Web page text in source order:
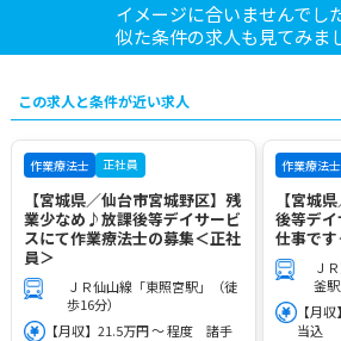
イメージに合いませんでし
似た条件の求人も見てみま
この求人と条件が近い求人
作業療法士 正社員
【宮城県／仙台市宮城野区】残
業少なめ♪放課後等デイサービ
スにて作業療法士の募集＜正社
員＞
ＪＲ仙山線「東照宮駅」（徒
歩16分）
【月収】21.5万円 ～ 程度 諸手
作業療法士
【宮城
後等デ
仕事で
Ｊ
釜
【月収
当込